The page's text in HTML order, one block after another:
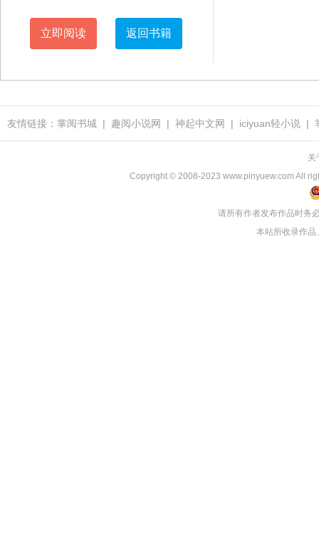
立即阅读 返回书籍
友情链接： 掌阅书城 | 趣阅小说网 | 神起中文网 | iciyuan轻小说 |
关
Copyright © 2008-2023 www.pinyuew.com All
请所有作者发布作品时务
本站所收录作品